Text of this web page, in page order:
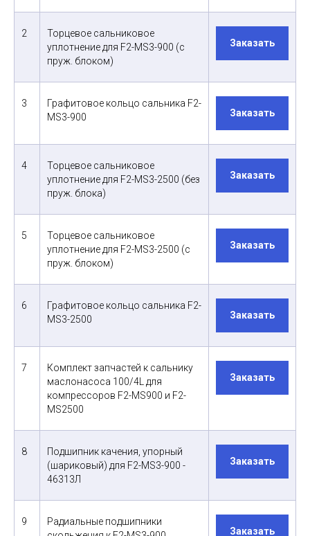
2
Торцевое сальниковое
уплотнение для F2-MS3-900 (с
пруж. блоком)
Заказать
3
Графитовое кольцо сальника F2-
MS3-900
Заказать
4
Торцевое сальниковое
уплотнение для F2-MS3-2500 (без
пруж. блока)
Заказать
5
Торцевое сальниковое
уплотнение для F2-MS3-2500 (с
пруж. блоком)
Заказать
6
Графитовое кольцо сальника F2-
MS3-2500
Заказать
7
Комплект запчастей к сальнику
маслонасоса 100/4L для
компрессоров F2-MS900 и F2-
MS2500
Заказать
8
Подшипник качения, упорный
(шариковый) для F2-MS3-900 -
46313Л
Заказать
9
Радиальные подшипники
Заказать